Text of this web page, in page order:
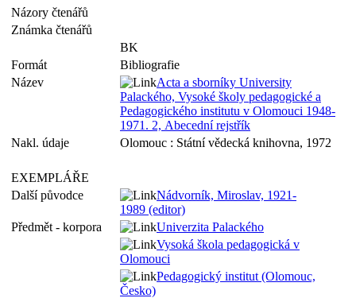
Názory čtenářů
Známka čtenářů
BK
Formát
Bibliografie
Název
Acta a sborníky University
Palackého, Vysoké školy pedagogické a
Pedagogického institutu v Olomouci 1948-
1971. 2, Abecední rejstřík
Nakl. údaje
Olomouc : Státní vědecká knihovna, 1972
EXEMPLÁŘE
Další původce
Nádvorník, Miroslav, 1921-
1989 (editor)
Předmět - korpora
Univerzita Palackého
Vysoká škola pedagogická v
Olomouci
Pedagogický institut (Olomouc,
Česko)